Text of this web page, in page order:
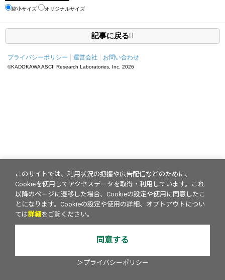
縮小サイズ オリジナルサイズ
記事に戻る
プライバシーポリシー 運営会社 お問い合わせ
©KADOKAWA ASCII Research Laboratories, Inc. 2026
このサイトでは、利用状況の把握や広告配信などのために、
Cookieを使用してアクセスデータを取得・利用しています。これ
以降のページに遷移した場合、Cookieの設定や使用に同意したこ
とになります。Cookieの設定や使用の詳細、オプトアウトについ
ては詳細 をご覧ください。
同意する
＞プライバシーポリシー